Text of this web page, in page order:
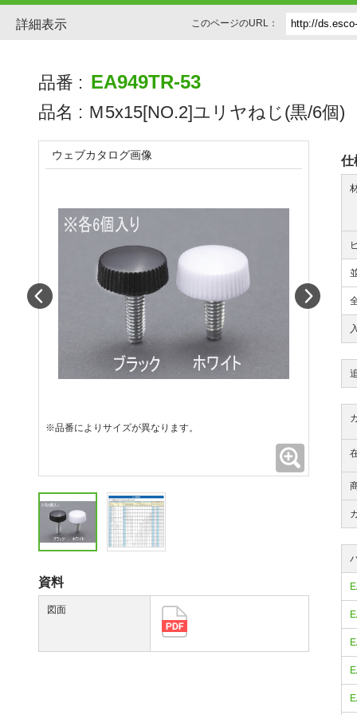
詳細表示 このページのURL：
品番 : EA949TR-53
品名 : Ｍ5x15[NO.2]ユリヤねじ(黒/6個)
仕
ウェブカタログ画像
※品番によりサイズが異なります。
資料
図面